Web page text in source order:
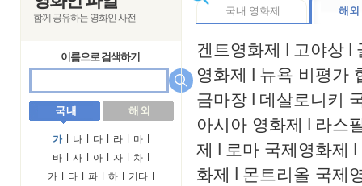
함께 공유하는 영화인 사전
이름으로 검색하기
국 내 해 외
가 l 나 l 다 l 라 l 마 l
바 l 사 l 아 l 자 l 차 l
카 l 타 l 파 l 하 l 기타 l
국내 영화제 해
겐트영화제 l 고야상 l
영화제 l 뉴욕 비평가
금마장 l 데살로니키
아시아 영화제 l 라스
제 l 로마 국제영화제 l
화제 l 몬트리올 국제